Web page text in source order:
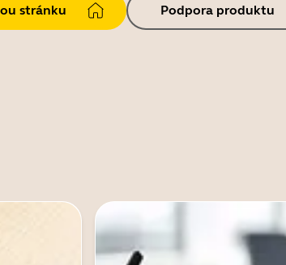
stránku Podpora produktu